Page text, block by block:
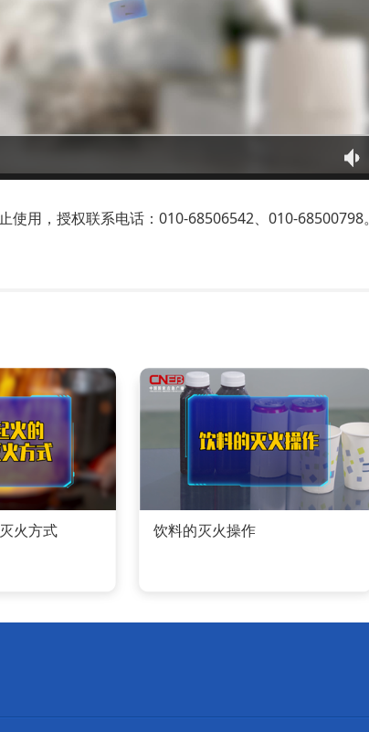
用，授权联系电话：010-68506542、010-68500798。
火方式 饮料的灭火操作